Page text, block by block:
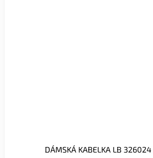
DÁMSKÁ KABELKA LB